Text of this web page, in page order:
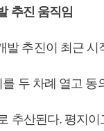
추진 움직임
발 추진이 최근 시
두 차례 열고
추산된다. 평지